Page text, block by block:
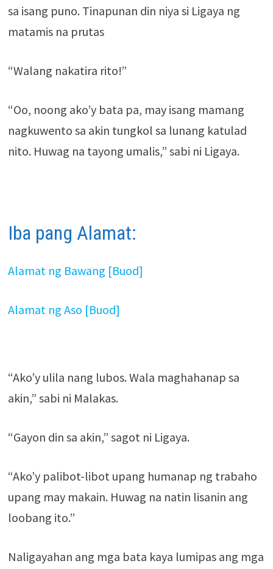
sa isang puno. Tinapunan din niya si Ligaya ng
matamis na prutas
“Walang nakatira rito!”
“Oo, noong ako’y bata pa, may isang mamang
nagkuwento sa akin tungkol sa lunang katulad
nito. Huwag na tayong umalis,” sabi ni Ligaya.
Iba pang Alamat:
Alamat ng Bawang [Buod]
Alamat ng Aso [Buod]
“Ako’y ulila nang lubos. Wala maghahanap sa
akin,” sabi ni Malakas.
“Gayon din sa akin,” sagot ni Ligaya.
“Ako’y palibot-libot upang humanap ng trabaho
upang may makain. Huwag na natin lisanin ang
loobang ito.”
Naligayahan ang mga bata kaya lumipas ang mga